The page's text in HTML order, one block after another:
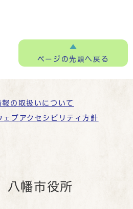
ページの先頭へ戻る
報の取扱いについて
ェブアクセシビリティ方針
八幡市役所